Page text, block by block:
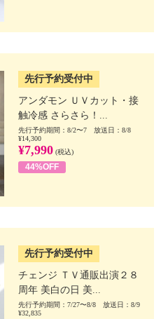
先行予約受付中
アンダモン ＵＶカット・接
触冷感 さらさら！...
先行予約期間：8/2〜7 放送日：8/8
¥14,300
¥7,990 (税込)
44%OFF
先行予約受付中
チェンジ ＴＶ通販出演２８
周年 美白の日 美...
先行予約期間：7/27〜8/8 放送日：8/9
¥32,835